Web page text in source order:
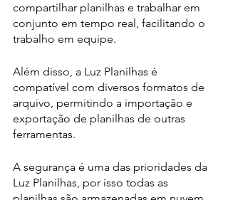
compartilhar planilhas e trabalhar em
conjunto em tempo real, facilitando o
trabalho em equipe.
Além disso, a Luz Planilhas é
compatível com diversos formatos de
arquivo, permitindo a importação e
exportação de planilhas de outras
ferramentas.
A segurança é uma das prioridades da
Luz Planilhas, por isso todas as